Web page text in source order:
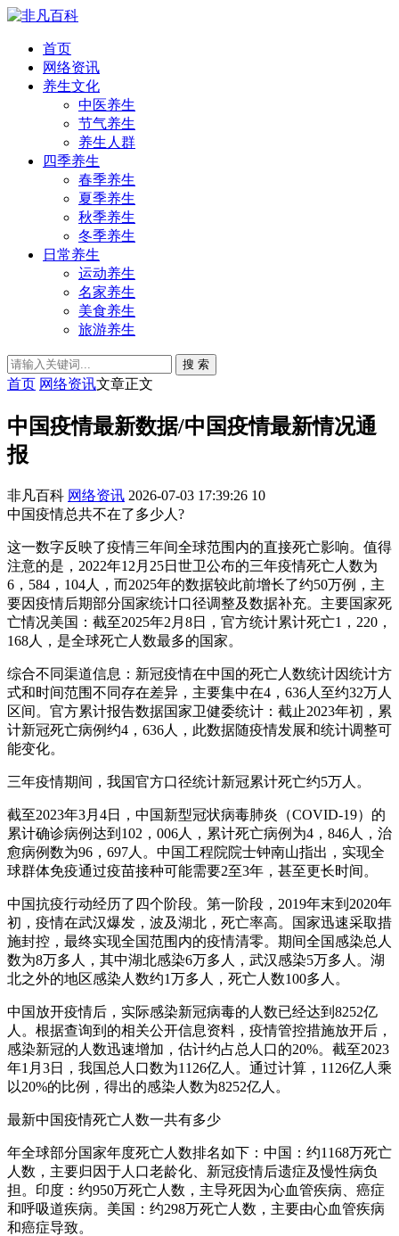
首页
网络资讯
养生文化
中医养生
节气养生
养生人群
四季养生
春季养生
夏季养生
秋季养生
冬季养生
日常养生
运动养生
名家养生
美食养生
旅游养生
搜 索
首页 网络资讯文章正文
中国疫情最新数据/中国疫情最新情况通
报
非凡百科 网络资讯 2026-07-03 17:39:26 10
中国疫情总共不在了多少人?
这一数字反映了疫情三年间全球范围内的直接死亡影响。值得
注意的是，2022年12月25日世卫公布的三年疫情死亡人数为
6，584，104人，而2025年的数据较此前增长了约50万例，主
要因疫情后期部分国家统计口径调整及数据补充。主要国家死
亡情况美国：截至2025年2月8日，官方统计累计死亡1，220，
168人，是全球死亡人数最多的国家。
综合不同渠道信息：新冠疫情在中国的死亡人数统计因统计方
式和时间范围不同存在差异，主要集中在4，636人至约32万人
区间。官方累计报告数据国家卫健委统计：截止2023年初，累
计新冠死亡病例约4，636人，此数据随疫情发展和统计调整可
能变化。
三年疫情期间，我国官方口径统计新冠累计死亡约5万人。
截至2023年3月4日，中国新型冠状病毒肺炎（COVID-19）的
累计确诊病例达到102，006人，累计死亡病例为4，846人，治
愈病例数为96，697人。中国工程院院士钟南山指出，实现全
球群体免疫通过疫苗接种可能需要2至3年，甚至更长时间。
中国抗疫行动经历了四个阶段。第一阶段，2019年末到2020年
初，疫情在武汉爆发，波及湖北，死亡率高。国家迅速采取措
施封控，最终实现全国范围内的疫情清零。期间全国感染总人
数为8万多人，其中湖北感染6万多人，武汉感染5万多人。湖
北之外的地区感染人数约1万多人，死亡人数100多人。
中国放开疫情后，实际感染新冠病毒的人数已经达到8252亿
人。根据查询到的相关公开信息资料，疫情管控措施放开后，
感染新冠的人数迅速增加，估计约占总人口的20%。截至2023
年1月3日，我国总人口数为1126亿人。通过计算，1126亿人乘
以20%的比例，得出的感染人数为8252亿人。
最新中国疫情死亡人数一共有多少
年全球部分国家年度死亡人数排名如下：中国：约1168万死亡
人数，主要归因于人口老龄化、新冠疫情后遗症及慢性病负
担。印度：约950万死亡人数，主导死因为心血管疾病、癌症
和呼吸道疾病。美国：约298万死亡人数，主要由心血管疾病
和癌症导致。